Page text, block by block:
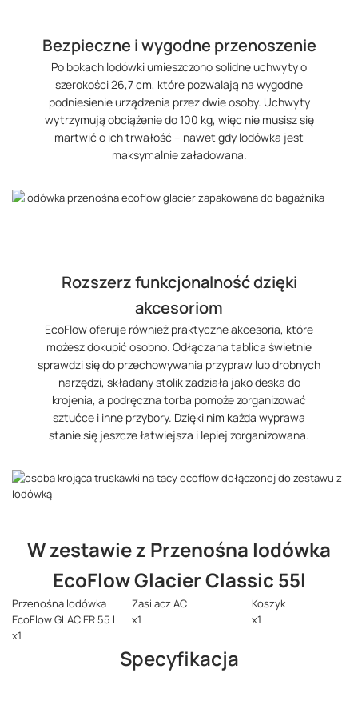
Bezpieczne i wygodne przenoszenie
Po bokach lodówki umieszczono solidne uchwyty o
szerokości 26,7 cm, które pozwalają na wygodne
podniesienie urządzenia przez dwie osoby. Uchwyty
wytrzymują obciążenie do 100 kg, więc nie musisz się
martwić o ich trwałość – nawet gdy lodówka jest
maksymalnie załadowana.
Rozszerz funkcjonalność dzięki
akcesoriom
EcoFlow oferuje również praktyczne akcesoria, które
możesz dokupić osobno. Odłączana tablica świetnie
sprawdzi się do przechowywania przypraw lub drobnych
narzędzi, składany stolik zadziała jako deska do
krojenia, a podręczna torba pomoże zorganizować
sztućce i inne przybory. Dzięki nim każda wyprawa
stanie się jeszcze łatwiejsza i lepiej zorganizowana.
W zestawie z Przenośna lodówka
EcoFlow Glacier Classic 55l
Przenośna lodówka
EcoFlow GLACIER 55 l
x1
Zasilacz AC
x1
Koszyk
x1
Specyfikacja